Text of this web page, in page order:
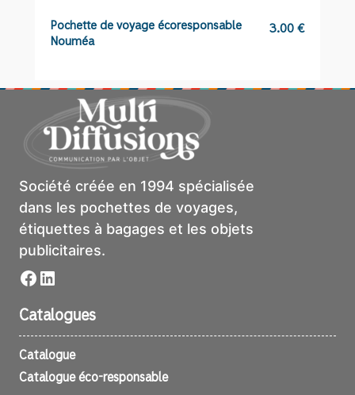
Pochette de voyage écoresponsable
Nouméa
3.00€
Société créée en 1994 spécialisée
dans les pochettes de voyages,
étiquettes à bagages et les objets
publicitaires.
Facebook
LinkedIn
Catalogues
Catalogue
Catalogue éco-responsable